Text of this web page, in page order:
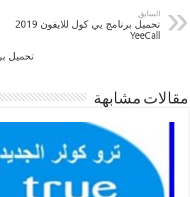
السابق
تحميل برنامج يي كول للايفون 2019
YeeCall
تحميل
مقالات مشابهة